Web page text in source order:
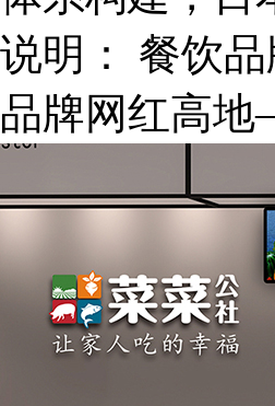
说明：
餐饮
品牌网红高